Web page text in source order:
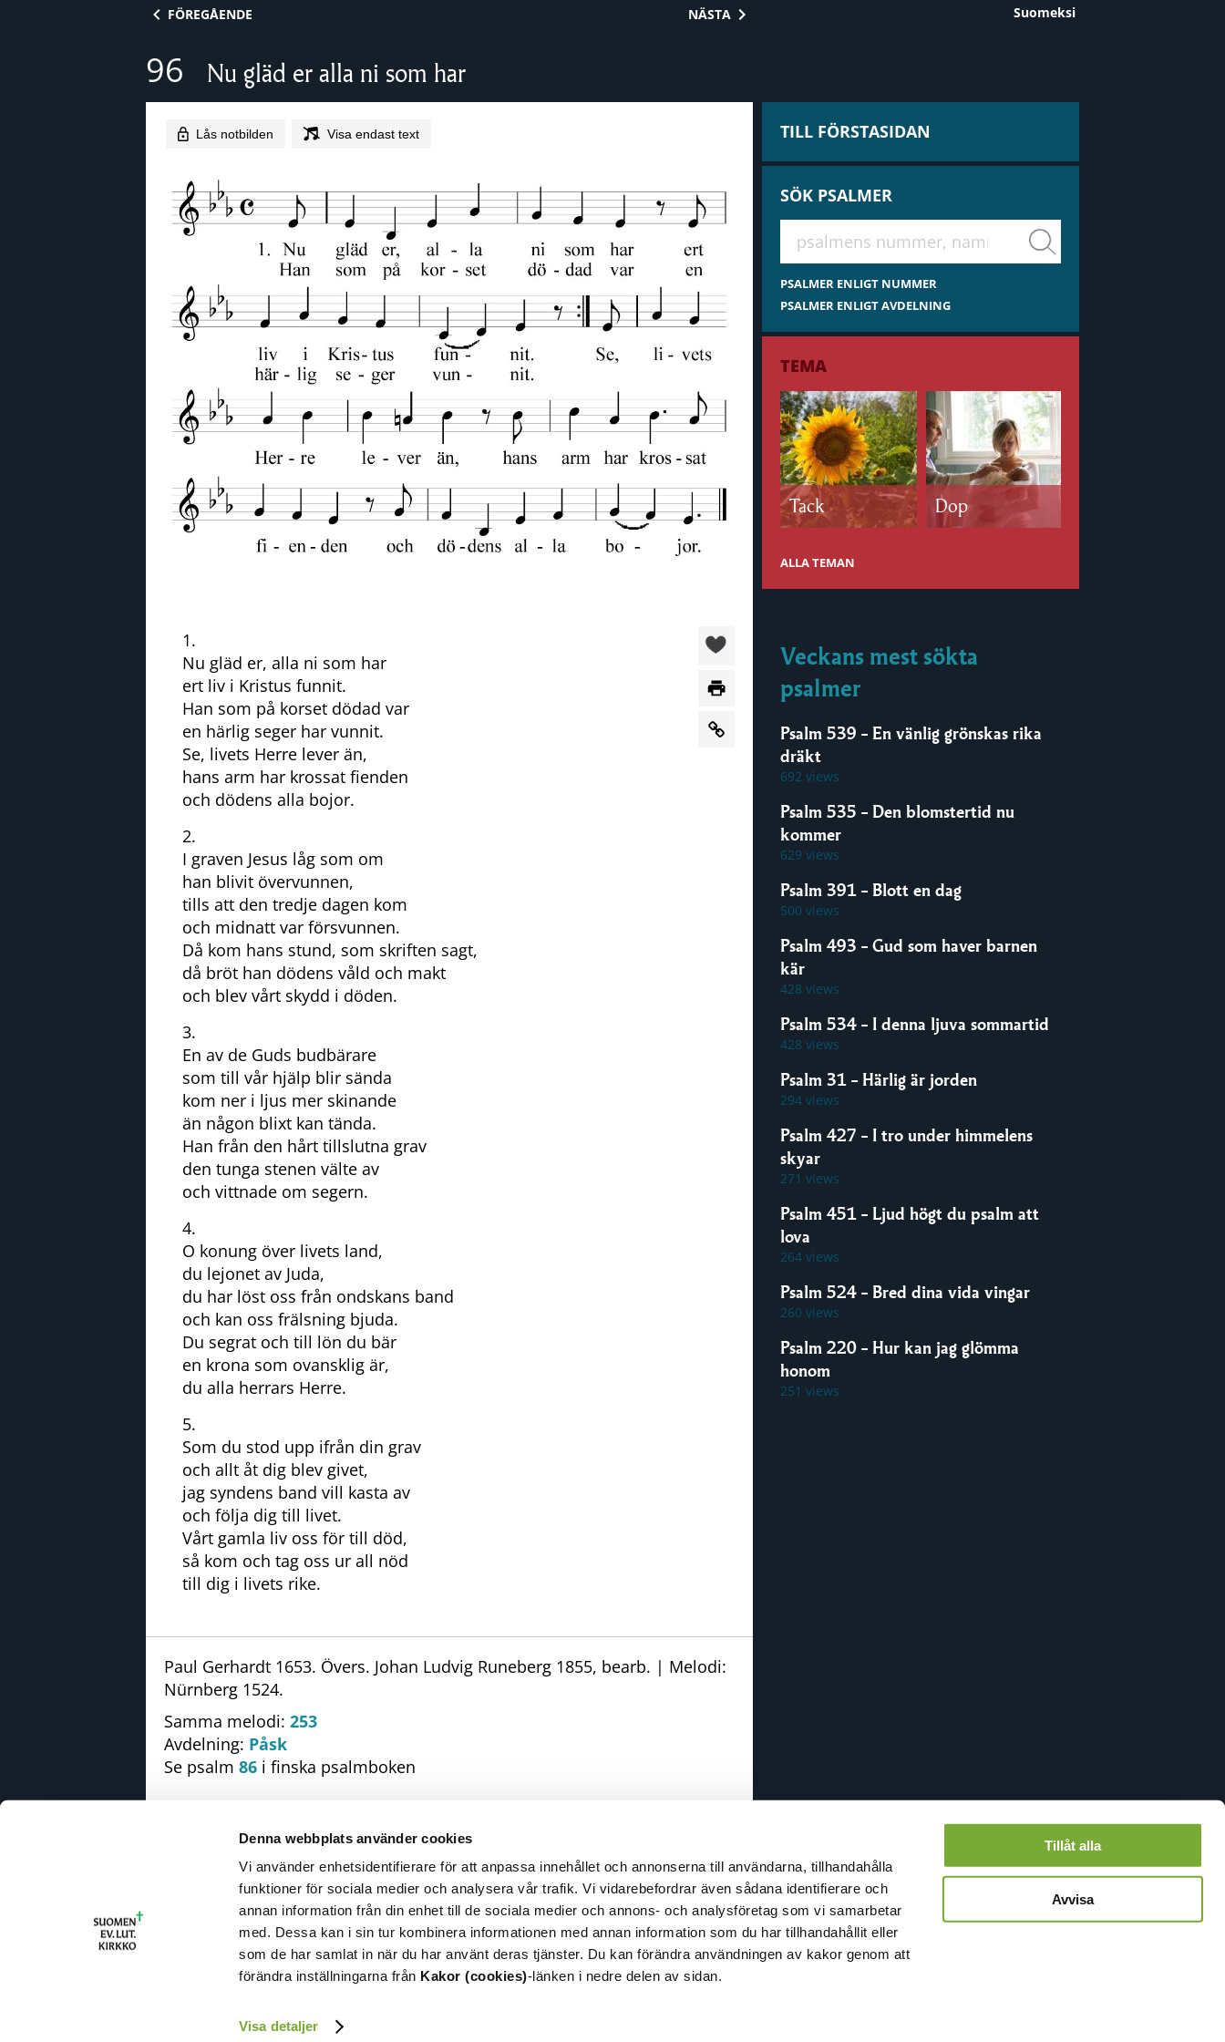
Denna webbplats använder cookies
Vi använder enhetsidentifierare för att anpassa innehållet och annonserna till användarna, tillhandahålla
funktioner för sociala medier och analysera vår trafik. Vi vidarebefordrar även sådana identifierare och
annan information från din enhet till de sociala medier och annons- och analysföretag som vi samarbetar
med. Dessa kan i sin tur kombinera informationen med annan information som du har tillhandahållit eller
som de har samlat in när du har använt deras tjänster. Du kan förändra användningen av kakor genom att
förändra inställningarna från Kakor (cookies)-länken i nedre delen av sidan.
Visa detaljer
Tillåt alla
Avvisa
Suomeksi
FÖREGÅENDE NÄSTA
96 Nu gläd er alla ni som har
Lås notbilden Visa endast text
1.
Nu gläd er, alla ni som har
ert liv i Kristus funnit.
Han som på korset dödad var
en härlig seger har vunnit.
Se, livets Herre lever än,
hans arm har krossat fienden
och dödens alla bojor.
2.
I graven Jesus låg som om
han blivit övervunnen,
tills att den tredje dagen kom
och midnatt var försvunnen.
Då kom hans stund, som skriften sagt,
då bröt han dödens våld och makt
och blev vårt skydd i döden.
3.
En av de Guds budbärare
som till vår hjälp blir sända
kom ner i ljus mer skinande
än någon blixt kan tända.
Han från den hårt tillslutna grav
den tunga stenen välte av
och vittnade om segern.
4.
O konung över livets land,
du lejonet av Juda,
du har löst oss från ondskans band
och kan oss frälsning bjuda.
Du segrat och till lön du bär
en krona som ovansklig är,
du alla herrars Herre.
5.
Som du stod upp ifrån din grav
och allt åt dig blev givet,
jag syndens band vill kasta av
och följa dig till livet.
Vårt gamla liv oss för till död,
så kom och tag oss ur all nöd
till dig i livets rike.
Paul Gerhardt 1653. Övers. Johan Ludvig Runeberg 1855, bearb. | Melodi:
Nürnberg 1524.
Samma melodi: 253
Avdelning: Påsk
Se psalm 86 i finska psalmboken
TILL FÖRSTASIDAN
SÖK PSALMER
Hae virsiä
PSALMER ENLIGT NUMMER
PSALMER ENLIGT AVDELNING
TEMA
Tack Dop
ALLA TEMAN
Veckans mest sökta
psalmer
Psalm 539 – En vänlig grönskas rika
dräkt
692 views
Psalm 535 – Den blomstertid nu
kommer
629 views
Psalm 391 – Blott en dag
500 views
Psalm 493 – Gud som haver barnen
kär
428 views
Psalm 534 – I denna ljuva sommartid
428 views
Psalm 31 – Härlig är jorden
294 views
Psalm 427 – I tro under himmelens
skyar
271 views
Psalm 451 – Ljud högt du psalm att
lova
264 views
Psalm 524 – Bred dina vida vingar
260 views
Psalm 220 – Hur kan jag glömma
honom
251 views
Respons
Upphovsrätt
Tillgänglighet
Information om kakor
(cookies)